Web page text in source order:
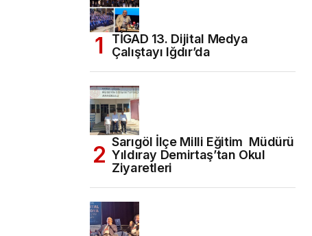
TİGAD 13. Dijital Medya
Çalıştayı Iğdır’da
Sarıgöl İlçe Milli Eğitim Müdürü
Yıldıray Demirtaş’tan Okul
Ziyaretleri